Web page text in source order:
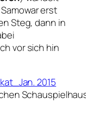
erst
Steg, dann in
vor sich hin